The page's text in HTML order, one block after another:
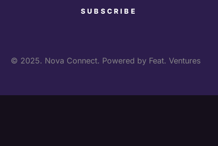
© 2025. Nova Connect. Powered by Feat. Ventures